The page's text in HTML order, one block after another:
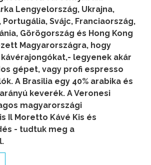
Lengyelország, Ukrajna,
Svájc, Franciaország,
Görögország és Hong Kong
Magyarországra, hogy
legyenek akár
gépet, vagy profi espresso
A Brasilia egy 40% arabika és
keverék. A Veronesi
magyarországi
Il Moretto Kávé Kis és
- tudtuk meg a